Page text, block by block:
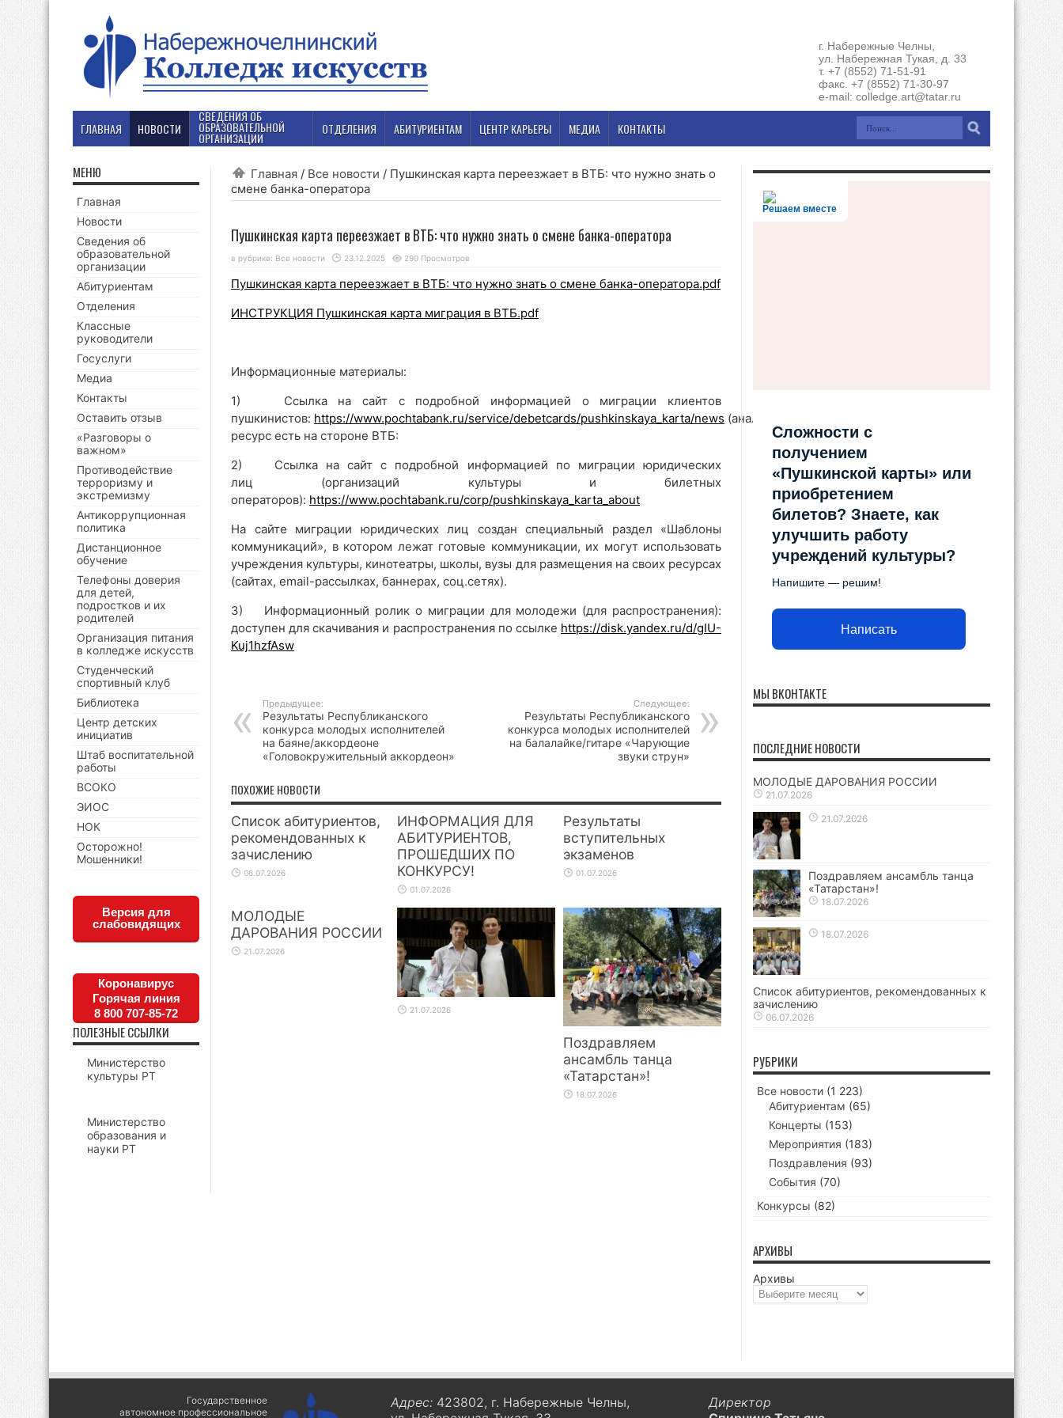
г. Набережные Челны,
ул. Набережная Тукая, д. 33
т. +7 (8552) 71-51-91
факс. +7 (8552) 71-30-97
e-mail: colledge.art@tatar.ru
ГЛАВНАЯ НОВОСТИ
СВЕДЕНИЯ ОБ
ОБРАЗОВАТЕЛЬНОЙ
ОРГАНИЗАЦИИ
ОТДЕЛЕНИЯ АБИТУРИЕНТАМ ЦЕНТР КАРЬЕРЫ МЕДИА КОНТАКТЫ
Главная / Все новости / Пушкинская карта переезжает в ВТБ: что нужно знать о
смене банка-оператора
Пушкинская карта переезжает в ВТБ: что нужно знать о смене банка-оператора
в рубрике: Все новости 23.12.2025 290 Просмотров
Пушкинская карта переезжает в ВТБ: что нужно знать о смене банка-оператора.pdf
ИНСТРУКЦИЯ Пушкинская карта миграция в ВТБ.pdf
Информационные материалы:
1) Ссылка на сайт с подробной информацией о миграции клиентов
пушкинистов: https://www.pochtabank.ru/service/debetcards/pushkinskaya_karta/news (аналогичный
ресурс есть на стороне ВТБ:
2) Ссылка на сайт с подробной информацией по миграции юридических
лиц (организаций культуры и билетных
операторов): https://www.pochtabank.ru/corp/pushkinskaya_karta_about
На сайте миграции юридических лиц создан специальный раздел «Шаблоны
коммуникаций», в котором лежат готовые коммуникации, их могут использовать
учреждения культуры, кинотеатры, школы, вузы для размещения на своих ресурсах
(сайтах, email-рассылках, баннерах, соц.сетях).
3) Информационный ролик о миграции для молодежи (для распространения):
доступен для скачивания и распространения по ссылке https://disk.yandex.ru/d/gIU-
Kuj1hzfAsw
Предыдущее:
Результаты Республиканского
конкурса молодых исполнителей
на баяне/аккордеоне
«Головокружительный аккордеон»
Следующее:
Результаты Республиканского
конкурса молодых исполнителей
на балалайке/гитаре «Чарующие
звуки струн»
ПОХОЖИЕ НОВОСТИ
Список абитуриентов,
рекомендованных к
зачислению
06.07.2026
ИНФОРМАЦИЯ ДЛЯ
АБИТУРИЕНТОВ,
ПРОШЕДШИХ ПО
КОНКУРСУ!
01.07.2026
Результаты
вступительных
экзаменов
01.07.2026
МОЛОДЫЕ
ДАРОВАНИЯ РОССИИ
21.07.2026
21.07.2026
Поздравляем
ансамбль танца
«Татарстан»!
18.07.2026
МЕНЮ
Главная
Новости
Сведения об
образовательной
организации
Абитуриентам
Отделения
Классные
руководители
Госуслуги
Медиа
Контакты
Оставить отзыв
«Разговоры о
важном»
Противодействие
терроризму и
экстремизму
Антикоррупционная
политика
Дистанционное
обучение
Телефоны доверия
для детей,
подростков и их
родителей
Организация питания
в колледже искусств
Студенческий
спортивный клуб
Библиотека
Центр детских
инициатив
Штаб воспитательной
работы
ВСОКО
ЭИОС
НОК
Осторожно!
Мошенники!
Версия для
слабовидящих
Коронавирус
Горячая линия
8 800 707-85-72
ПОЛЕЗНЫЕ ССЫЛКИ
Министерство
культуры РТ
Министерство
образования и
науки РТ
Решаем вместе
Сложности с
получением
«Пушкинской карты» или
приобретением
билетов? Знаете, как
улучшить работу
учреждений культуры?
Напишите — решим!
Написать
МЫ ВКОНТАКТЕ
ПОСЛЕДНИЕ НОВОСТИ
МОЛОДЫЕ ДАРОВАНИЯ РОССИИ
21.07.2026
21.07.2026
Поздравляем ансамбль танца
«Татарстан»!
18.07.2026
18.07.2026
Список абитуриентов, рекомендованных к
зачислению
06.07.2026
РУБРИКИ
Все новости (1 223)
Абитуриентам (65)
Концерты (153)
Мероприятия (183)
Поздравления (93)
События (70)
Конкурсы (82)
АРХИВЫ
Архивы
Государственное
автономное профессиональное
Адрес: 423802, г. Набережные Челны,
Директор